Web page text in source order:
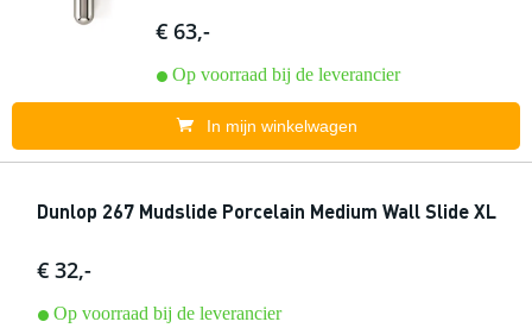
€ 63,-
Op voorraad bij de leverancier
In mijn winkelwagen
Dunlop 267 Mudslide Porcelain Medium Wall Slide XL
€ 32,-
Op voorraad bij de leverancier